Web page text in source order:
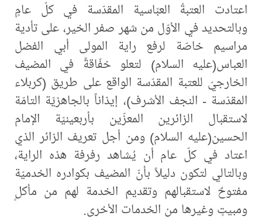
اعتادت العتبةُ العبّاسية المقدّسة في كلّ عامٍ
وبالتحديد في الأوّل من شهر صفر الخير، على تأدية
مراسيم خاصّة لرفع راية المولى أبي الفضل
العباس(عليه السلام) لتعلو خفّاقةً في المضيف
الخارجيّ للعتبة المقدّسة الواقع على طريق (كربلاء
المقدّسة - النجف الأشرف)، إيذاناً بالجاهزيّة التامّة
لاستقبال الزائرين المعزّين بأربعينيّة الإمام
الحسين(عليه السلام) ومن أجل تعريف الزائر الذي
اعتاد في كلّ عام أن يُشاهد رفرفة هذه الراية،
وبالتالي لتكون دليلاً بأنّ المضيف بكوادره الخدميّة
مفتوحٌ لاستقبالهم وتقديم الخدمة لهم من مأكلٍ
ومبيتٍ وغيرها من الخدمات الأخرى.